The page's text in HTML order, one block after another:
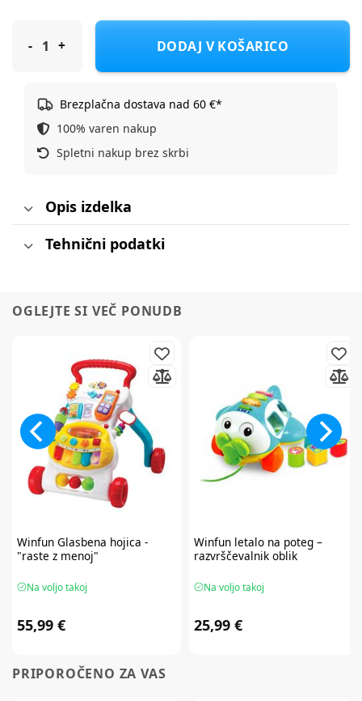
Fehn spirala medvedek
DODAJ V KOŠARICO
Brezplačna dostava nad 60 €*
100% varen nakup
Spletni nakup brez skrbi
Opis izdelka
Tehnični podatki
OGLEJTE SI VEČ PONUDB
WinfunGlasbena hojica -
"raste z menoj"
Na voljo takoj
55,99 €
Winfunletalo na poteg –
razvrščevalnik oblik
Na voljo takoj
25,99 €
PRIPOROČENO ZA VAS